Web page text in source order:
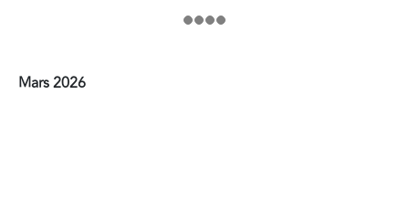
Mars 2026